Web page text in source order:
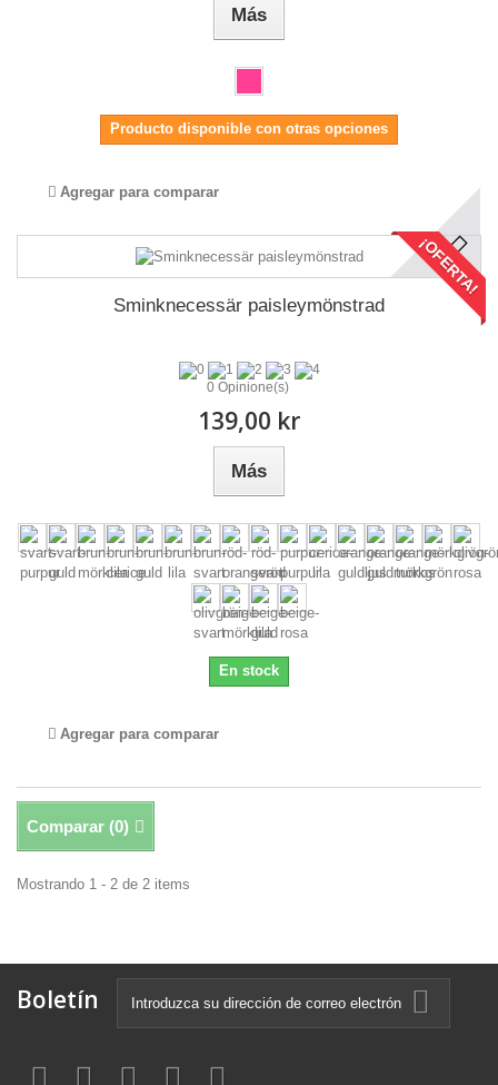
Más
Producto disponible con otras opciones
Agregar para comparar
¡OFERTA!
Sminknecessär paisleymönstrad
0 Opinione(s)
139,00 kr
Más
En stock
Agregar para comparar
Comparar (0)
Mostrando 1 - 2 de 2 items
Boletín